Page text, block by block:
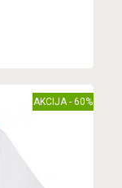
AKCIJA - 60%